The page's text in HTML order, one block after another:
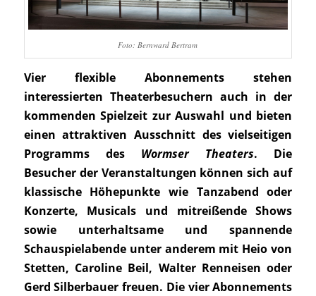
Foto: Bernward Bertram
Vier flexible Abonnements stehen
interessierten Theaterbesuchern auch in der
kommenden Spielzeit zur Auswahl und bieten
einen attraktiven Ausschnitt des vielseitigen
Programms des Wormser Theaters. Die
Besucher der Veranstaltungen können sich auf
klassische Höhepunkte wie Tanzabend oder
Konzerte, Musicals und mitreißende Shows
sowie unterhaltsame und spannende
Schauspielabende unter anderem mit Heio von
Stetten, Caroline Beil, Walter Renneisen oder
Gerd Silberbauer freuen. Die vier Abonnements